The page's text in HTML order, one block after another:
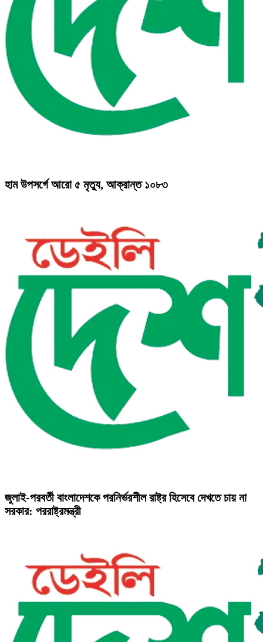
হাম উপসর্গে আরো ৫ মৃত্যু, আক্রান্ত ১০৮৩
জুলাই-পরবর্তী বাংলাদেশকে পরনির্ভরশীল রাষ্ট্র হিসেবে দেখতে চায় না
সরকার: পররাষ্ট্রমন্ত্রী